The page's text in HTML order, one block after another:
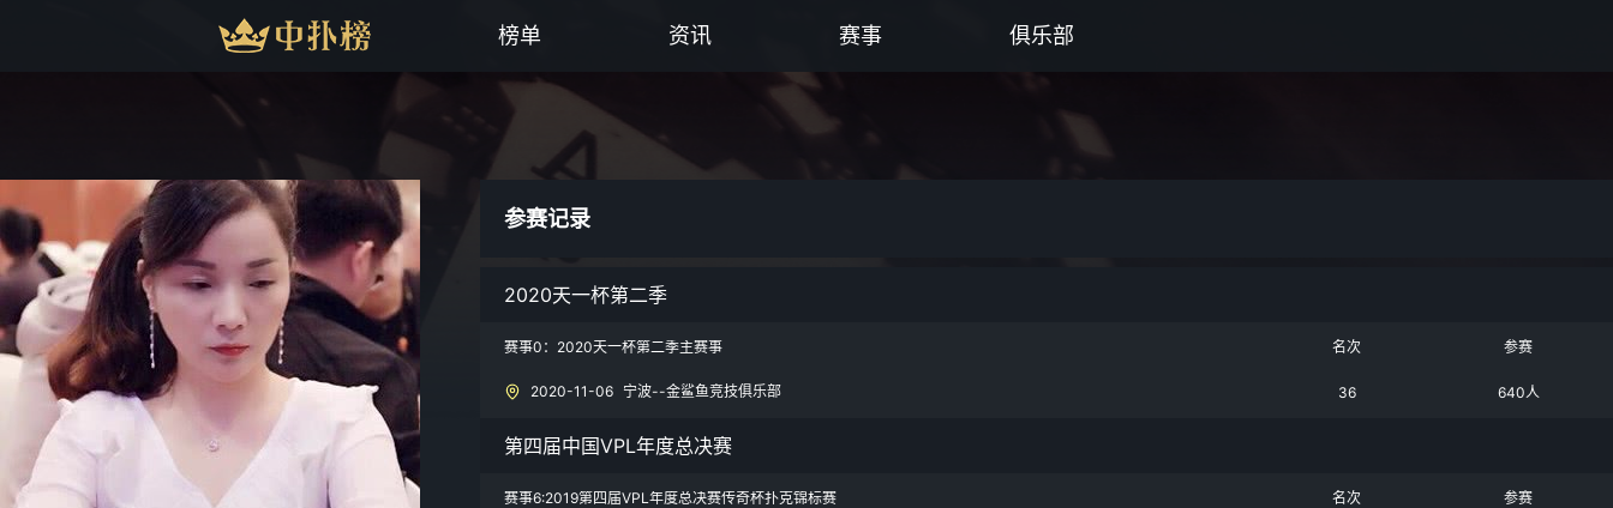
榜单 资讯 赛事 俱乐部
参赛记录
2020天一杯第二季
赛事0：2020天一杯第二季主赛事
2020-11-06 宁波--金鲨鱼竞技俱乐部
名次
36
参赛
640人
第四届中国VPL年度总决赛
赛事6:2019第四届VPL年度总决赛传奇杯扑克锦标赛 名次 参赛